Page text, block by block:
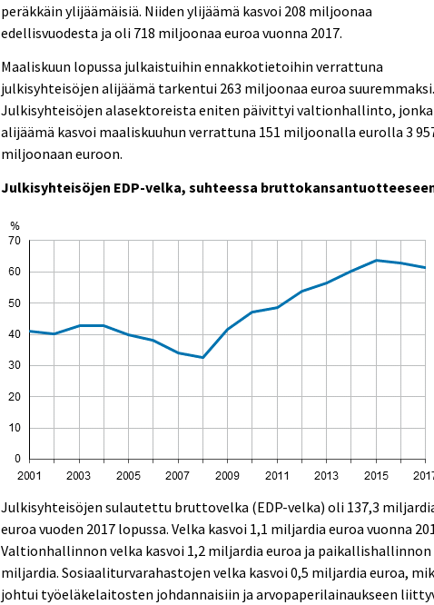
peräkkäin ylijäämäisiä. Niiden ylijäämä kasvoi 208 miljoonaa
edellisvuodesta ja oli 718 miljoonaa euroa vuonna 2017.
Maaliskuun lopussa julkaistuihin ennakkotietoihin verrattuna
julkisyhteisöjen alijäämä tarkentui 263 miljoonaa euroa
Julkisyhteisöjen alasektoreista eniten päivittyi valtionhallinto, jonka
alijäämä kasvoi maaliskuuhun verrattuna 151 miljoonalla eurolla 3
miljoonaan euroon.
Julkisyhteisöjen EDP-velka, suhteessa
Julkisyhteisöjen sulautettu bruttovelka (EDP-velka) oli 137,3
euroa vuoden 2017 lopussa. Velka kasvoi 1,1 miljardia euroa vuonna
Valtionhallinnon velka kasvoi 1,2 miljardia euroa ja paikallishallinnon
miljardia. Sosiaaliturvarahastojen velka kasvoi 0,5 miljardia euroa,
johtui työeläkelaitosten johdannaisiin ja arvopaperilainaukseen